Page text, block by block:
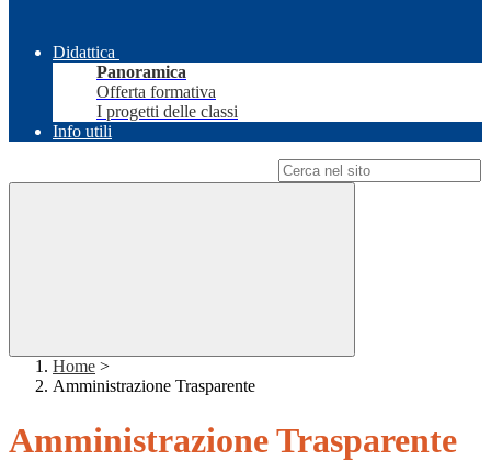
Didattica
Panoramica
Offerta formativa
I progetti delle classi
Info utili
Home >
Amministrazione Trasparente
Amministrazione Trasparente